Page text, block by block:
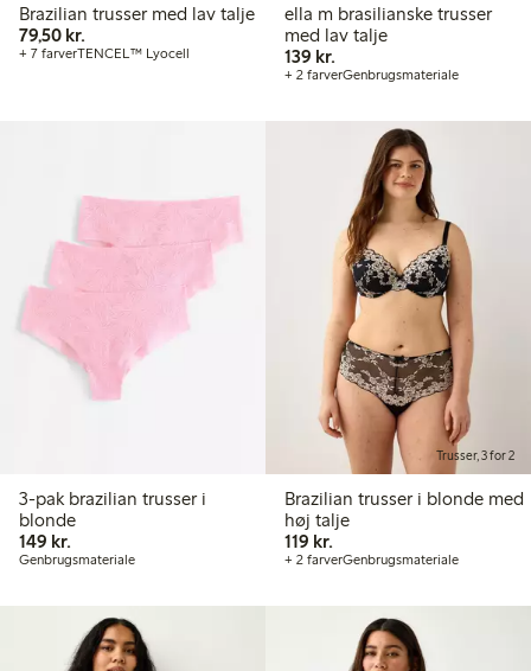
Brazilian trusser med lav talje
79,50 kr.
+ 7 farverTENCEL™ Lyocell
ella m brasilianske trusser
med lav talje
139 kr.139,00 kr.
+ 2 farverGenbrugsmateriale
3-pak brazilian trusser i
blonde
149 kr.
Genbrugsmateriale
Trusser, 3 for 2
Brazilian trusser i blonde med
høj talje
119 kr.119,00 kr.
+ 2 farverGenbrugsmateriale